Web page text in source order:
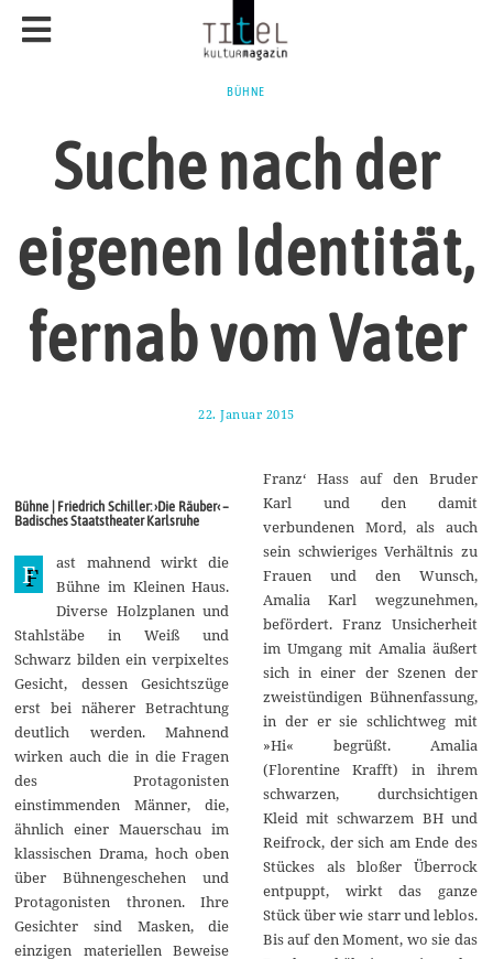
BÜHNE
Suche nach der
eigenen Identität,
fernab vom Vater
22. Januar 2015
a
a
r
2
0
1
Bühne | Friedrich Schiller: ›Die Räuber‹ –
Badisches Staatstheater Karlsruhe
F
ast mahnend wirkt die
Bühne im Kleinen Haus.
Diverse Holzplanen und
Stahlstäbe in Weiß und
Schwarz bilden ein verpixeltes
Gesicht, dessen Gesichtszüge
erst bei näherer Betrachtung
deutlich werden. Mahnend
wirken auch die in die Fragen
des Protagonisten
einstimmenden Männer, die,
ähnlich einer Mauerschau im
klassischen Drama, hoch oben
über Bühnengeschehen und
Protagonisten thronen. Ihre
Gesichter sind Masken, die
einzigen materiellen Beweise
Franz‘ Hass auf den Bruder
Karl und den damit
verbundenen Mord, als auch
sein schwieriges Verhältnis zu
Frauen und den Wunsch,
Amalia Karl wegzunehmen,
befördert. Franz Unsicherheit
im Umgang mit Amalia äußert
sich in einer der Szenen der
zweistündigen Bühnenfassung,
in der er sie schlichtweg mit
»Hi« begrüßt. Amalia
(Florentine Krafft) in ihrem
schwarzen, durchsichtigen
Kleid mit schwarzem BH und
Reifrock, der sich am Ende des
Stückes als bloßer Überrock
entpuppt, wirkt das ganze
Stück über wie starr und leblos.
Bis auf den Moment, wo sie das